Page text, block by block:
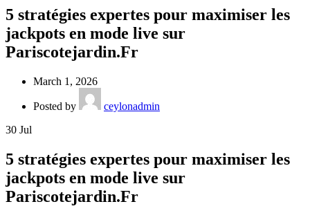
5 stratégies expertes pour maximiser les
jackpots en mode live sur
Pariscotejardin.Fr
March 1, 2026
Posted by
ceylonadmin
30 Jul
5 stratégies expertes pour maximiser les
jackpots en mode live sur
Pariscotejardin.Fr